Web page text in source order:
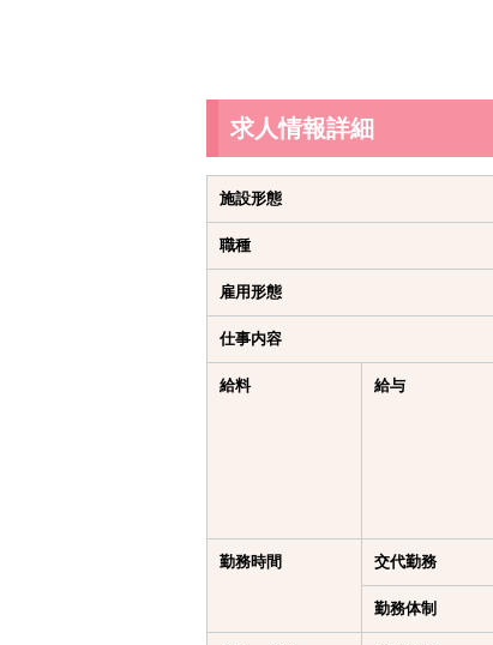
求人情報詳細
施設形態
職種
雇用形態
仕事内容
給料 給与
勤務時間 交代勤務
勤務体制